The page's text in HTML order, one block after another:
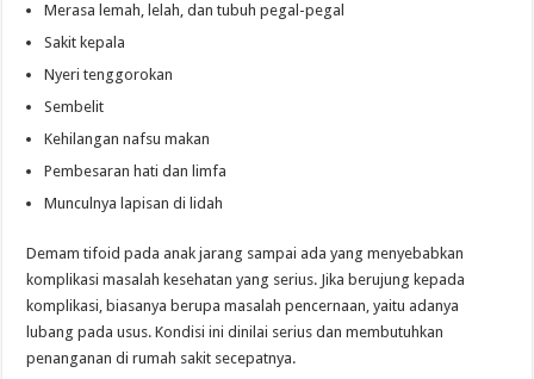
Merasa lemah, lelah, dan tubuh pegal-pegal
Sakit kepala
Nyeri tenggorokan
Sembelit
Kehilangan nafsu makan
Pembesaran hati dan limfa
Munculnya lapisan di lidah
Demam tifoid pada anak jarang sampai ada yang menyebabkan
komplikasi masalah kesehatan yang serius. Jika berujung kepada
komplikasi, biasanya berupa masalah pencernaan, yaitu adanya
lubang pada usus. Kondisi ini dinilai serius dan membutuhkan
penanganan di rumah sakit secepatnya.